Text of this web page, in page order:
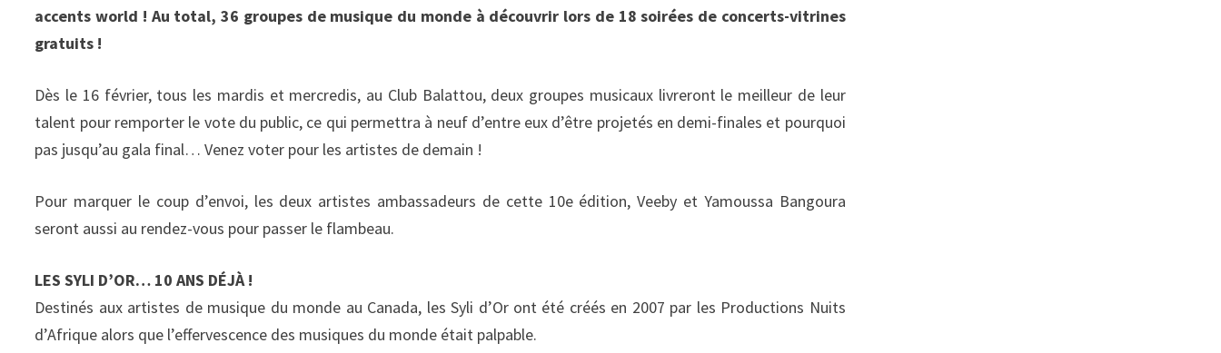
accents world ! Au total, 36 groupes de musique du monde à découvrir lors de 18 soirées de concerts-vitrines
gratuits !
Dès le 16 février, tous les mardis et mercredis, au Club Balattou, deux groupes musicaux livreront le meilleur de leur
talent pour remporter le vote du public, ce qui permettra à neuf d’entre eux d’être projetés en demi-finales et pourquoi
pas jusqu’au gala final… Venez voter pour les artistes de demain !
Pour marquer le coup d’envoi, les deux artistes ambassadeurs de cette 10e édition, Veeby et Yamoussa Bangoura
seront aussi au rendez-vous pour passer le flambeau.
LES SYLI D’OR… 10 ANS DÉJÀ !
Destinés aux artistes de musique du monde au Canada, les Syli d’Or ont été créés en 2007 par les Productions Nuits
d’Afrique alors que l’effervescence des musiques du monde était palpable.